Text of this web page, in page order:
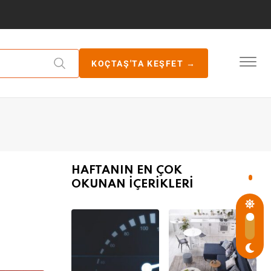
KOÇTAŞ'TA KEŞFET →
HAFTANIN EN ÇOK
OKUNAN İÇERİKLERİ